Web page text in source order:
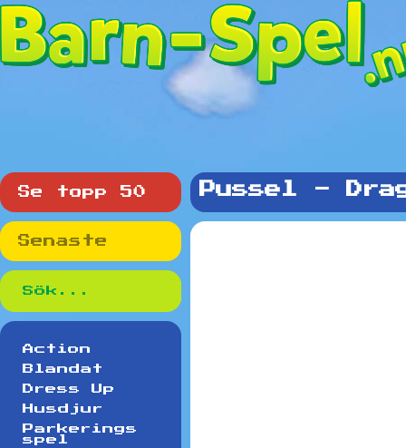
Se topp 50
Senaste
Action
Blandat
Dress Up
Husdjur
Parkerings
spel
Pussel -